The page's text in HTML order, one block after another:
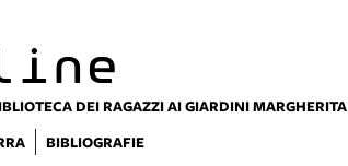
DEI RAGAZZI AI GIARDINI MARGHERITA
BIBLIOGRAFIE